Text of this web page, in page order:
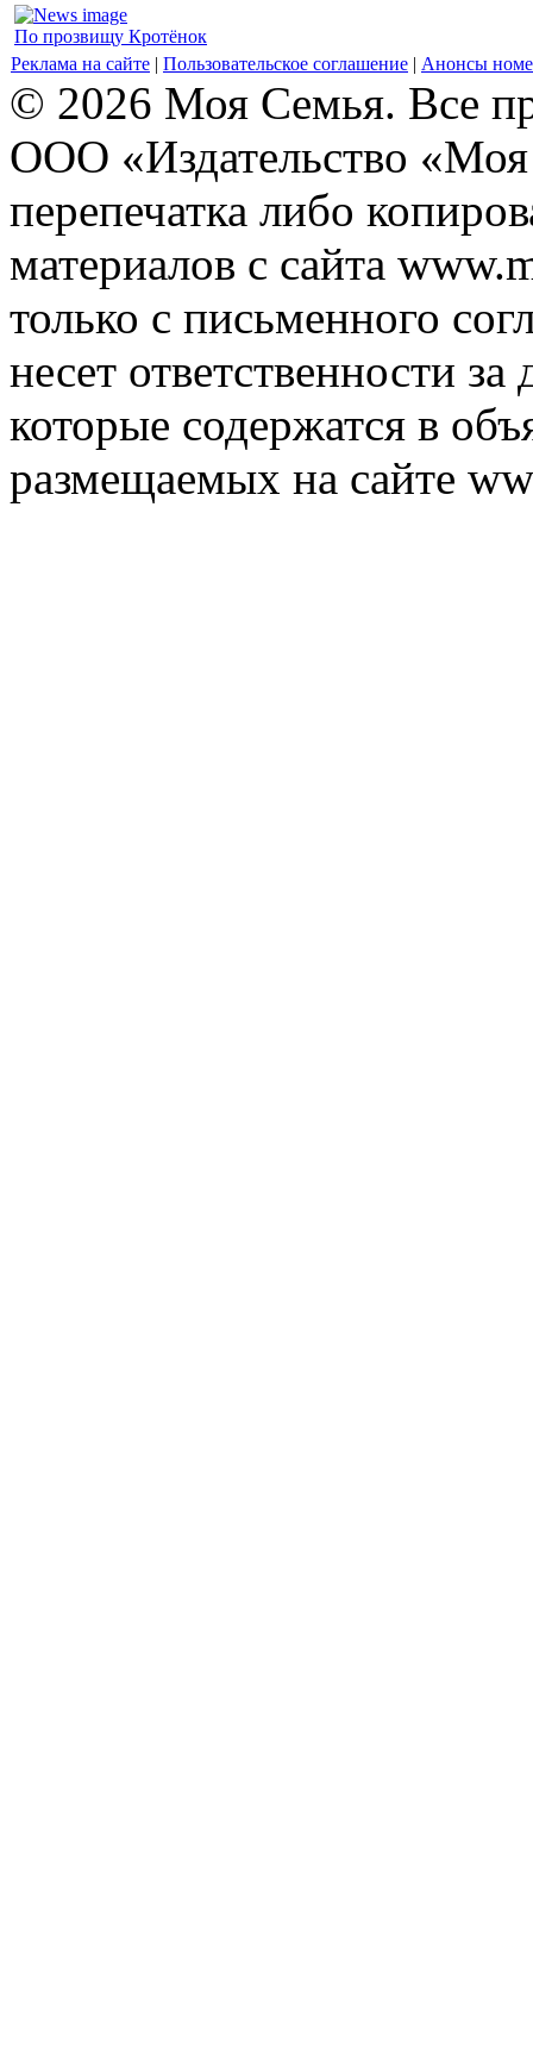
По прозвищу Кротёнок
Реклама на сайте | Пользовательское соглашение | Анонсы
© 2026 Моя Семья. Все
ООО «Издательство
перепечатка либо
материалов с сайта
только с письменного
несет ответственности
которые содержатся в
размещаемых на сайте